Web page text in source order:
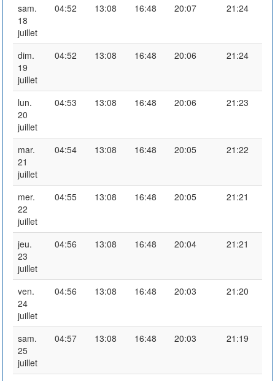
sam.
18
juillet
04:52 13:08 16:48 20:07 21:24
dim.
19
juillet
04:52 13:08 16:48 20:06 21:24
lun.
20
juillet
04:53 13:08 16:48 20:06 21:23
mar.
21
juillet
04:54 13:08 16:48 20:05 21:22
mer.
22
juillet
04:55 13:08 16:48 20:05 21:21
jeu.
23
juillet
04:56 13:08 16:48 20:04 21:21
ven.
24
juillet
04:56 13:08 16:48 20:03 21:20
sam.
25
juillet
04:57 13:08 16:48 20:03 21:19